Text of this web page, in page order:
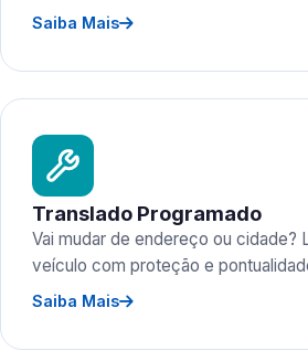
Saiba Mais
Translado Programado
Vai mudar de endereço ou cidade?
veículo com proteção e
Saiba Mais